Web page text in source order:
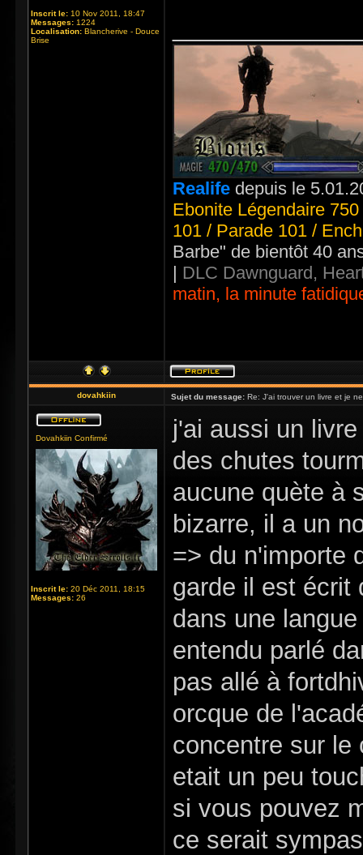
Inscrit le: 10 Nov 2011, 18:47
Messages: 1224
Localisation: Blancherive - Douce
Brise
Realife depuis le
Ebonite Légendaire
101 / Parade 101 /
Barbe" de bientôt 40
| DLC Dawnguard,
matin, la minute
dovahkiin Sujet du message: Re: J'ai trouver un livre et je
Dovahkiin Confirmé
Inscrit le: 20 Déc 2011, 18:15
Messages: 26
j'ai aussi un
des chutes
aucune quète à
bizarre, il a un
=> du n'importe
garde il est écrit
dans une
entendu parlé
pas allé à
orcque de
concentre sur le
etait un peu
si vous pouvez
ce serait sympas